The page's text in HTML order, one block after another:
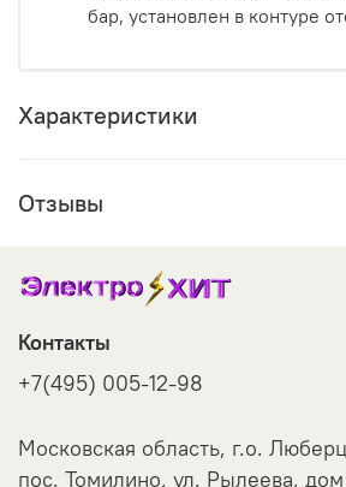
бар, установлен в контуре
Характеристики
Отзывы
Контакты
+7(495) 005-12-98
Московская область, г.о.
пос. Томилино, ул. Рылеева,